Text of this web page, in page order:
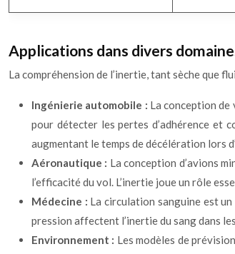
Applications dans divers
La compréhension de l’inertie, tant sèche que
Ingénierie automobile : La conception
pour détecter les pertes d’adhérence et
augmentant le temps de décélération lors
Aéronautique : La conception d’avions
l’efficacité du vol. L’inertie joue un rôle
Médecine : La circulation sanguine est
pression affectent l’inertie du sang dans
Environnement : Les modèles de